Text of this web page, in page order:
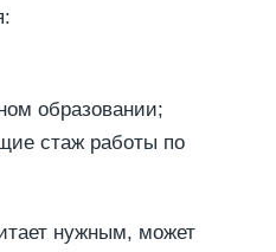
образовании;
стаж работы по
нужным, может